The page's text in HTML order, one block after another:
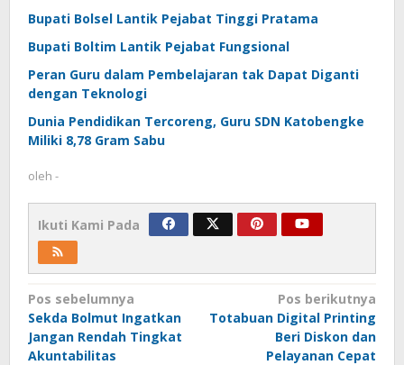
Bupati Bolsel Lantik Pejabat Tinggi Pratama
Bupati Boltim Lantik Pejabat Fungsional
Peran Guru dalam Pembelajaran tak Dapat Diganti
dengan Teknologi
Dunia Pendidikan Tercoreng, Guru SDN Katobengke
Miliki 8,78 Gram Sabu
oleh -
Ikuti Kami Pada
Navigasi
pos
Pos sebelumnya
Sekda Bolmut Ingatkan
Jangan Rendah Tingkat
Akuntabilitas
Pos berikutnya
Totabuan Digital Printing
Beri Diskon dan
Pelayanan Cepat